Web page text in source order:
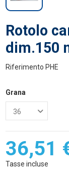
Rotolo
dim.150
Riferimento PHE
Grana
36,51
Tasse incluse